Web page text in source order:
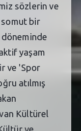
sözlerin ve
bir
döneminde
yaşam
ve 'Spor
atılmış
Kültürel
ve